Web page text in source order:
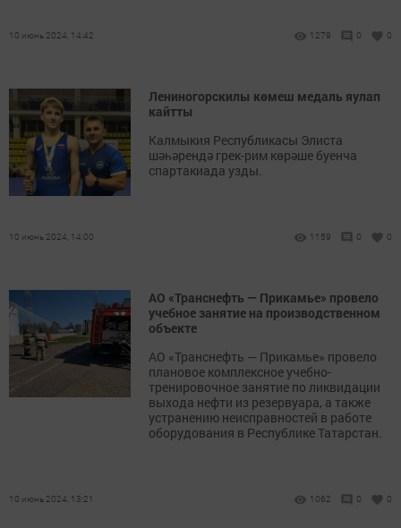
10 июнь 2024, 14:42 1279 0 0
Лениногорскилы көмеш медаль яулап
кайтты
Калмыкия Республикасы Элиста
шәһәрендә грек-рим көрәше буенча
спартакиада узды.
10 июнь 2024, 14:00 1159 0 0
АО «Транснефть — Прикамье» провело
учебное занятие на производственном
объекте
АО «Транснефть — Прикамье» провело
плановое комплексное учебно-
тренировочное занятие по ликвидации
выхода нефти из резервуара, а также
устранению неисправностей в работе
оборудования в Республике Татарстан.
10 июнь 2024, 13:21 1062 0 0